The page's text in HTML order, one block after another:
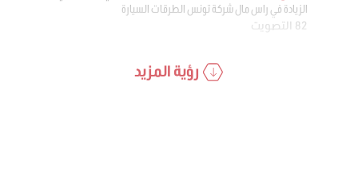
الزيادة في راس مال شركة تونس الطرقات السيارة
82 التصويت
رؤية المزيد